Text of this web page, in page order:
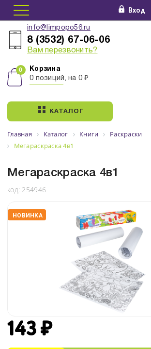
Вход
info@limpopo56.ru
8 (3532) 67-06-06
Вам перезвонить?
Корзина
0 позиций, на 0 ₽
КАТАЛОГ
Главная Каталог Книги
Раскраски
Мегараскраска 4в1
Мегараскраска 4в1
код: 254946
НОВИНКА
143 ₽